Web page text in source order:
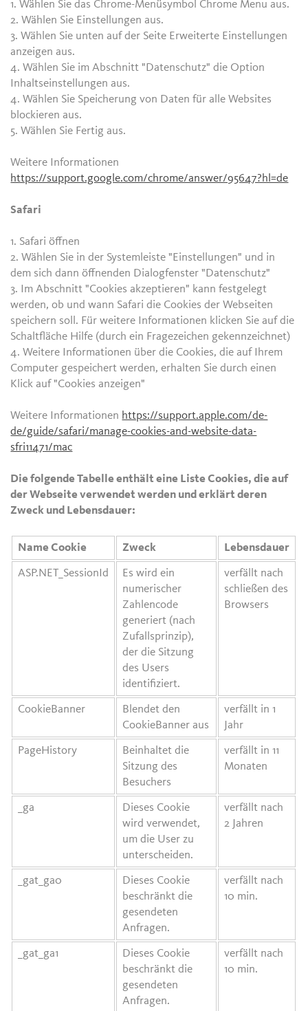
1. Wählen Sie das Chrome-Menüsymbol Chrome Menu aus.
2. Wählen Sie Einstellungen aus.
3. Wählen Sie unten auf der Seite Erweiterte Einstellungen
anzeigen aus.
4. Wählen Sie im Abschnitt "Datenschutz" die Option
Inhaltseinstellungen aus.
4. Wählen Sie Speicherung von Daten für alle Websites
blockieren aus.
5. Wählen Sie Fertig aus.
Weitere Informationen
https://support.google.com/chrome/answer/95647?hl=de
Safari
1. Safari öffnen
2. Wählen Sie in der Systemleiste "Einstellungen" und in
dem sich dann öffnenden Dialogfenster "Datenschutz"
3. Im Abschnitt "Cookies akzeptieren" kann festgelegt
werden, ob und wann Safari die Cookies der Webseiten
speichern soll. Für weitere Informationen klicken Sie auf die
Schaltfläche Hilfe (durch ein Fragezeichen gekennzeichnet)
4. Weitere Informationen über die Cookies, die auf Ihrem
Computer gespeichert werden, erhalten Sie durch einen
Klick auf "Cookies anzeigen"
Weitere Informationen https://support.apple.com/de-
de/guide/safari/manage-cookies-and-website-data-
sfri11471/mac
Die folgende Tabelle enthält eine Liste Cookies, die auf
der Webseite verwendet werden und erklärt deren
Zweck und Lebensdauer:
Name Cookie Zweck Lebensdauer
ASP.NET_SessionId
Es wird ein
numerischer
Zahlencode
generiert (nach
Zufallsprinzip),
der die Sitzung
des Users
identifiziert.
verfällt nach
schließen des
Browsers
CookieBanner
Blendet den
CookieBanner aus
verfällt in 1
Jahr
PageHistory
Beinhaltet die
Sitzung des
Besuchers
verfällt in 11
Monaten
_ga
Dieses Cookie
wird verwendet,
um die User zu
unterscheiden.
verfällt nach
2 Jahren
_gat_ga0
Dieses Cookie
beschränkt die
gesendeten
Anfragen.
verfällt nach
10 min.
_gat_ga1
Dieses Cookie
beschränkt die
gesendeten
Anfragen.
verfällt nach
10 min.